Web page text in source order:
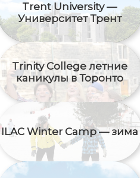
Trent University —
Университет Трент
Trinity College летние
каникулы в Торонто
ILAC Winter Camp — зима